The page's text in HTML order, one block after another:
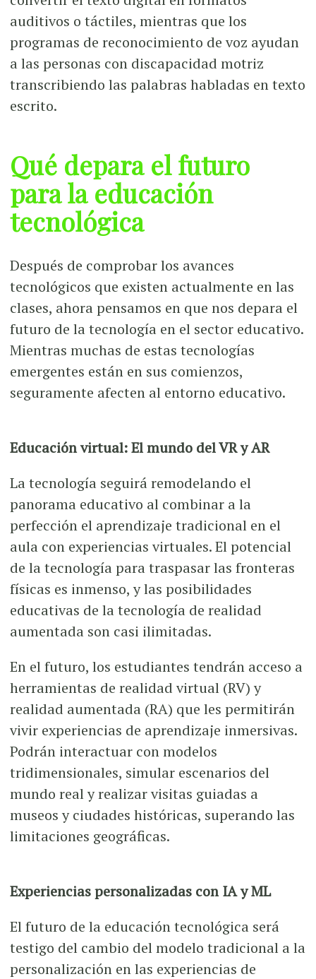
auditivos o táctiles, mientras que los
programas de reconocimiento de voz ayudan
a las personas con discapacidad motriz
transcribiendo las palabras habladas en texto
escrito.
Qué depara el futuro
para la educación
tecnológica
Después de comprobar los avances
tecnológicos que existen actualmente en las
clases, ahora pensamos en que nos depara el
futuro de la tecnología en el sector educativo.
Mientras muchas de estas tecnologías
emergentes están en sus comienzos,
seguramente afecten al entorno educativo.
Educación virtual: El mundo del VR y AR
La tecnología seguirá remodelando el
panorama educativo al combinar a la
perfección el aprendizaje tradicional en el
aula con experiencias virtuales. El potencial
de la tecnología para traspasar las fronteras
físicas es inmenso, y las posibilidades
educativas de la tecnología de realidad
aumentada son casi ilimitadas.
En el futuro, los estudiantes tendrán acceso a
herramientas de realidad virtual (RV) y
realidad aumentada (RA) que les permitirán
vivir experiencias de aprendizaje inmersivas.
Podrán interactuar con modelos
tridimensionales, simular escenarios del
mundo real y realizar visitas guiadas a
museos y ciudades históricas, superando las
limitaciones geográficas.
Experiencias personalizadas con IA y ML
El futuro de la educación tecnológica será
testigo del cambio del modelo tradicional a la
personalización en las experiencias de